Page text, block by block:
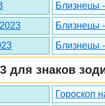
Близнецы -
Близнецы
Близнецы
для знаков
Гороскоп